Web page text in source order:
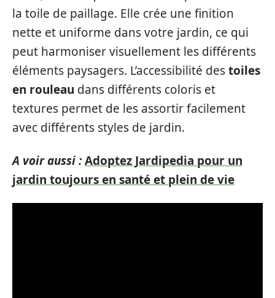
la toile de paillage. Elle crée une finition
nette et uniforme dans votre jardin, ce qui
peut harmoniser visuellement les différents
éléments paysagers. L’accessibilité destoiles
en rouleau dans différents coloris et
textures permet de les assortir facilement
avec différents styles de jardin.
A voir aussi :Adoptez Jardipedia pour un
jardin toujours en santé et plein de vie